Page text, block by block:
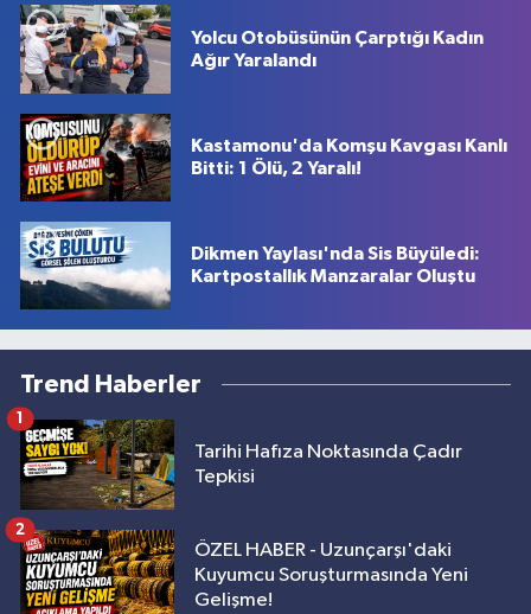
Yolcu Otobüsünün Çarptığı Kadın
Ağır Yaralandı
Kastamonu'da Komşu Kavgası Kanlı
Bitti: 1 Ölü, 2 Yaralı!
Dikmen Yaylası'nda Sis Büyüledi:
Kartpostallık Manzaralar Oluştu
Trend Haberler
Tarihi Hafıza Noktasında Çadır
Tepkisi
1
ÖZEL HABER - Uzunçarşı'daki
Kuyumcu Soruşturmasında Yeni
Gelişme!
2